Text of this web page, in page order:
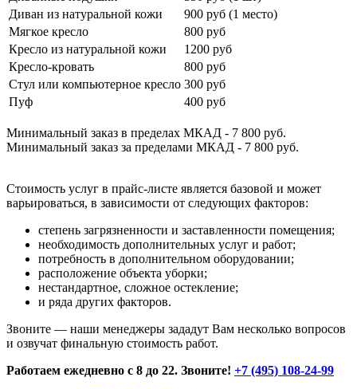
Диван из натуральной кожи
900 руб (1 место)
Мягкое кресло
800 руб
Кресло из натуральной кожи
1200 руб
Кресло-кровать
800 руб
Стул или компьютерное кресло 300 руб
Пуф
400 руб
Минимальный заказ в пределах МКАД - 7 800 руб.
Минимальный заказ за пределами МКАД - 7 800 руб.
Стоимость услуг в прайс-листе является базовой и может
варьироваться, в зависимости от следующих факторов:
степень загрязненности и заставленности помещения;
необходимость дополнительных услуг и работ;
потребность в дополнительном оборудовании;
расположение объекта уборки;
нестандартное, сложное остекление;
и ряда других факторов.
Звоните — наши менеджеры зададут Вам несколько вопросов
и озвучат финальную стоимость работ.
Работаем ежедневно с 8 до 22. Звоните! +7 (495) 108-24-99